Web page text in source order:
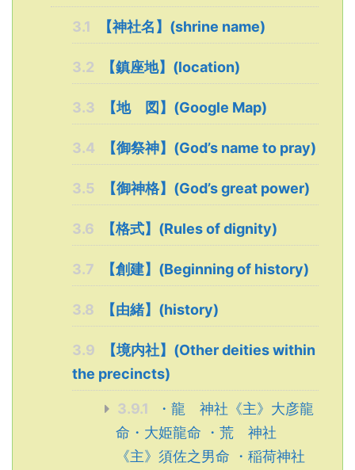
3.1 【神社名】(shrine name)
3.2 【鎮座地】(location)
3.3 【地 図】(Google Map)
3.4 【御祭神】(God’s name to pray)
3.5 【御神格】(God’s great power)
3.6 【格式】(Rules of dignity)
3.7 【創建】(Beginning of history)
3.8 【由緒】(history)
3.9
【境内社】(Other deities within
the precincts)
3.9.1
・龍 神社《主》大彦龍
命・大姫龍命 ・荒 神社
《主》須佐之男命 ・稲荷神社